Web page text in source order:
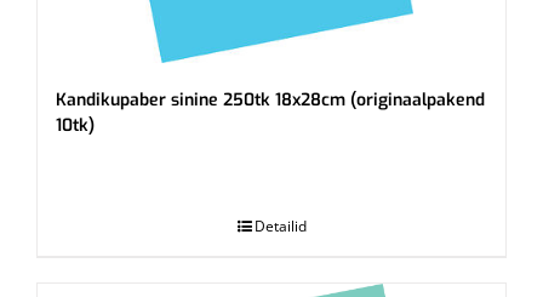
Kandikupaber sinine 250tk 18x28cm (originaalpakend
10tk)
Detailid